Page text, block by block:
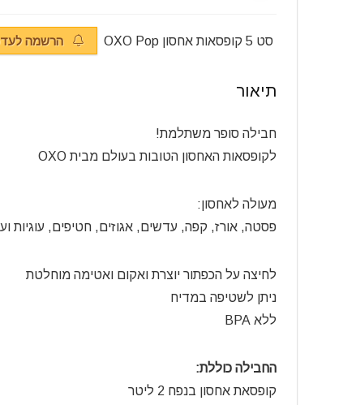
סט 5 קופסאות אחסון OXO Pop הרשמה
תיאור
חבילה סופר משתלמת!
לקופסאות האחסון הטובות בעולם מבית OXO
מעולה לאחסון:
פסטה, אורז, קפה, עדשים, אגוזים, חטיפים, עוגיות
לחיצה על הכפתור יוצרת ואקום ואטימה מוחלטת
ניתן לשטיפה במדיח
ללא BPA
החבילה כוללת:
קופסאת אחסון בנפח 2 ליטר